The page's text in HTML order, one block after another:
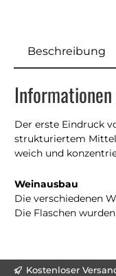
Beschreibung
Der erste Eindruck
strukturiertem
weich und
Weinausbau
Die verschiedenen
Die Flaschen
Kostenloser